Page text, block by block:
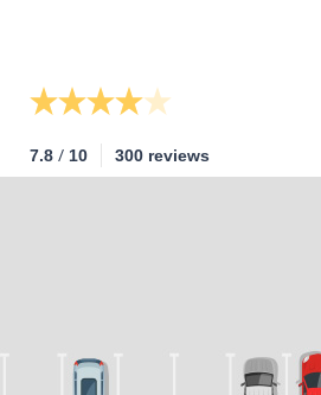
7.8 / 10 300 reviews